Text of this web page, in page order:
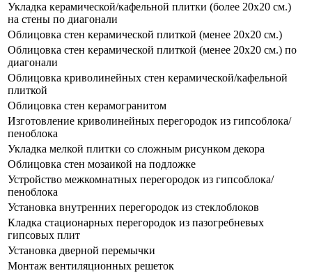
Укладка керамической/кафельной плитки (более 20x20 см.)
на стены по диагонали
Облицовка стен керамической плиткой (менее 20x20 см.)
Облицовка стен керамической плиткой (менее 20x20 см.) по
диагонали
Облицовка криволинейных стен керамической/кафельной
плиткой
Облицовка стен керамогранитом
Изготовление криволинейных перегородок из гипсоблока/
пеноблока
Укладка мелкой плитки со сложным рисунком декора
Облицовка стен мозаикой на подложке
Устройство межкомнатных перегородок из гипсоблока/
пеноблока
Установка внутренних перегородок из стеклоблоков
Кладка стационарных перегородок из пазогребневых
гипсовых плит
Установка дверной перемычки
Монтаж вентиляционных решеток